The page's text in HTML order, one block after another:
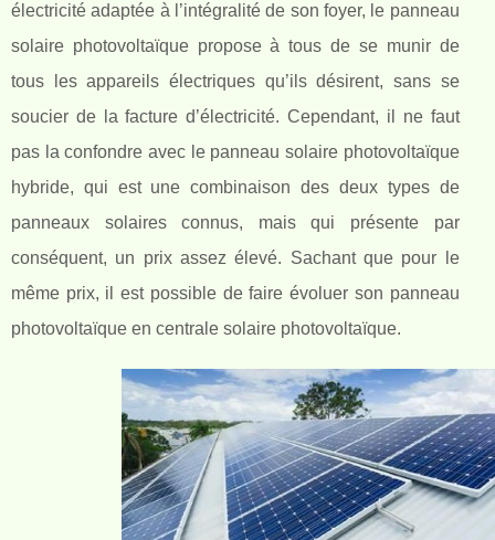
électricité adaptée à l’intégralité de son foyer, le panneau
solaire photovoltaïque propose à tous de se munir de
tous les appareils électriques qu’ils désirent, sans se
soucier de la facture d’électricité. Cependant, il ne faut
pas la confondre avec le panneau solaire photovoltaïque
hybride, qui est une combinaison des deux types de
panneaux solaires connus, mais qui présente par
conséquent, un prix assez élevé. Sachant que pour le
même prix, il est possible de faire évoluer son panneau
photovoltaïque en centrale solaire photovoltaïque.